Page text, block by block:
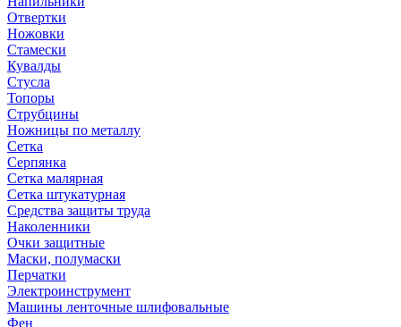
Отвертки
Ножовки
Стамески
Кувалды
Стусла
Топоры
Струбцины
Ножницы по металлу
Сетка
Серпянка
Сетка малярная
Сетка штукатурная
Средства защиты труда
Наколенники
Очки защитные
Маски, полумаски
Перчатки
Электроинструмент
Машины ленточные шлифовальные
Фен